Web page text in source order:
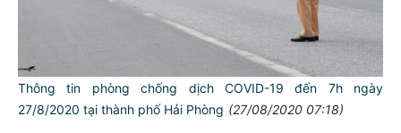
Thông tin phòng chống dịch COVID-19 đến 7h ngày
27/8/2020 tại thành phố Hải Phòng (27/08/2020 07:18)